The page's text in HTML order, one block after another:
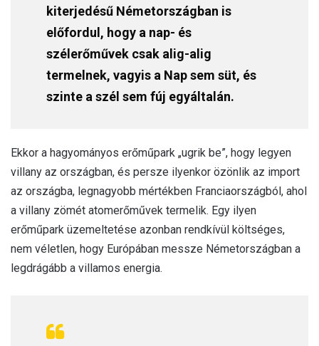
kiterjedésű Németországban is
előfordul, hogy a nap- és
szélerőművek csak alig-alig
termelnek, vagyis a Nap sem süt, és
szinte a szél sem fúj egyáltalán.
Ekkor a hagyományos erőműpark „ugrik be”, hogy legyen
villany az országban, és persze ilyenkor özönlik az import
az országba, legnagyobb mértékben Franciaországból, ahol
a villany zömét atomerőművek termelik. Egy ilyen
erőműpark üzemeltetése azonban rendkívül költséges,
nem véletlen, hogy Európában messze Németországban a
legdrágább a villamos energia.